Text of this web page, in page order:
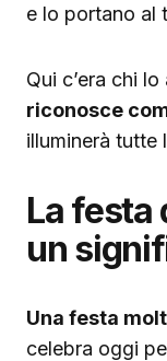
e lo portano al
Qui c’era chi
riconosce
illuminerà tutte
La festa
un
Una festa
celebra oggi